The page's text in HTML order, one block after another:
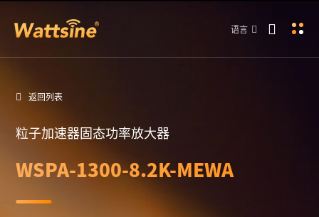
语言
返回列表
粒子加速器固态功率放大器
WSPA-1300-8.2K-MEWA